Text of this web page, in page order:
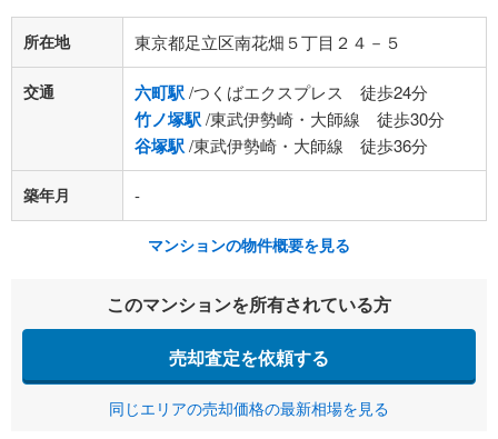
所在地 東京都足立区南花畑５丁目２４－５
交通 六町駅/つくばエクスプレス 徒歩24分
竹ノ塚駅/東武伊勢崎・大師線 徒歩30分
谷塚駅/東武伊勢崎・大師線 徒歩36分
築年月 -
マンションの物件概要を見る
このマンションを所有されている方
売却査定を依頼する
同じエリアの売却価格の最新相場を見る